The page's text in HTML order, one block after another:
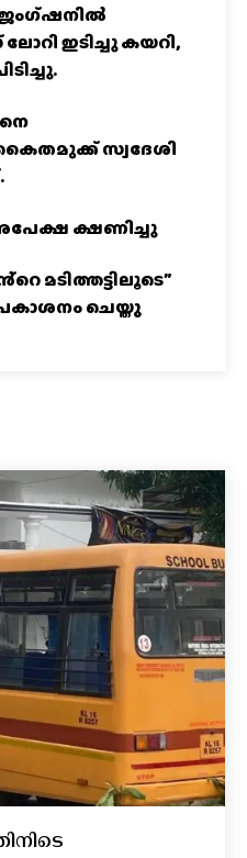
ഇടിച്ചു കയറി,
കൈതമുക്ക് സ്വദേശി
ക്ഷണിച്ചു
മടിത്തട്ടിലൂടെ”
ചെയ്തു